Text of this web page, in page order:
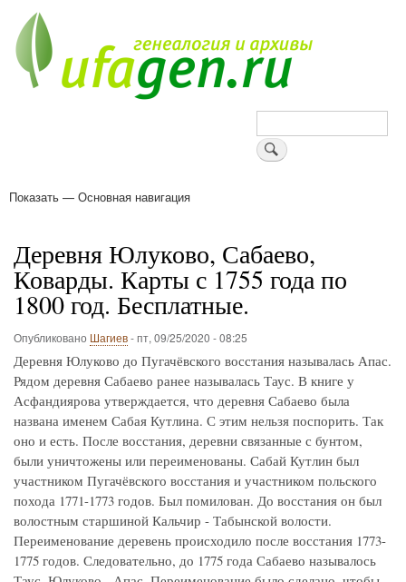
основному
содержанию
Поиск
Основная
Показать — Основная навигация
Деревня Юлуково, Сабаево,
Коварды. Карты с 1755 года по
1800 год. Бесплатные.
Опубликовано Шагиев-пт, 09/25/2020 - 08:25
Деревня Юлуково до Пугачёвского восстания называлась Апас.
Рядом деревня Сабаево ранее называлась Таус. В книге у
Асфандиярова утверждается, что деревня Сабаево была
названа именем Сабая Кутлина. С этим нельзя поспорить. Так
оно и есть. После восстания, деревни связанные с бунтом,
были уничтожены или переименованы. Сабай Кутлин был
участником Пугачёвского восстания и участником польского
похода 1771-1773 годов. Был помилован. До восстания он был
волостным старшиной Кальчир - Табынской волости.
Переименование деревень происходило после восстания 1773-
1775 годов. Следовательно, до 1775 года Сабаево называлось